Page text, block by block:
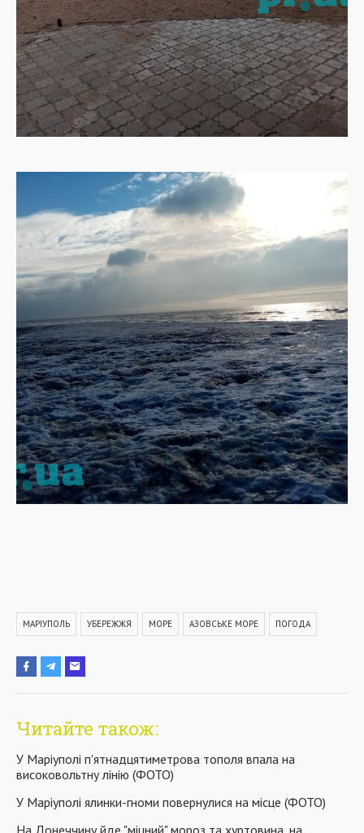
МАРІУПОЛЬ УБЕРЕЖЖЯ МОРЕ АЗОВСЬКЕ МОРЕ ПОГОДА
Читайте також:
У Маріуполі п'ятнадцятиметрова тополя впала на
високовольтну лінію (ФОТО)
У Маріуполі ялинки-гноми повернулися на місце (ФОТО)